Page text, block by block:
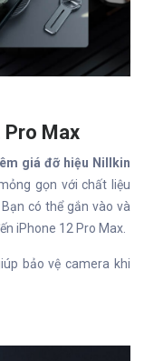
Pro Max
giá đỡ hiệu Nillkin
gọn với chất liệu
có thể gắn vào và
iPhone 12 Pro Max.
bảo vệ camera khi